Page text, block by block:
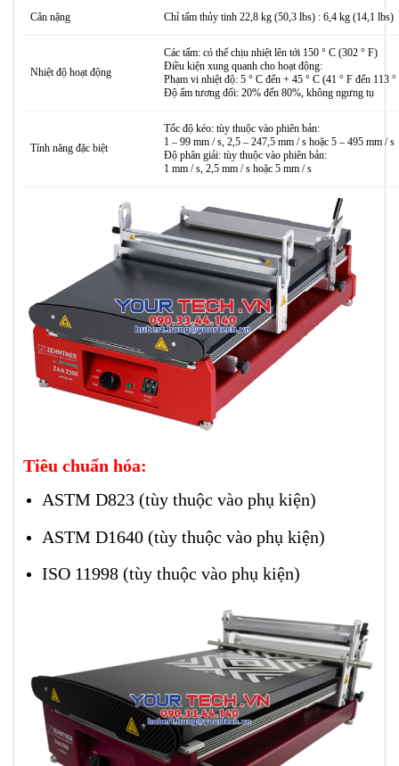
Cân nặng Chỉ tấm thủy tinh 22,8 kg (50,3 lbs) : 6,4 kg (14,1 lbs)
Nhiệt độ hoạt động
Các tấm: có thể chịu nhiệt lên tới 150 ° C (302 ° F)
Điều kiện xung quanh cho hoạt động:
Phạm vi nhiệt độ: 5 ° C đến + 45 ° C (41 ° F đến 113
Độ ẩm tương đối: 20% đến 80%, không ngưng tụ
Tính năng đặc biệt
Tốc độ kéo: tùy thuộc vào phiên bản:
1 – 99 mm / s, 2,5 – 247,5 mm / s hoặc 5 – 495 mm / s
Độ phân giải: tùy thuộc vào phiên bản:
1 mm / s, 2,5 mm / s hoặc 5 mm / s
Tiêu chuẩn hóa:
ASTM D823 (tùy thuộc vào phụ kiện)
ASTM D1640 (tùy thuộc vào phụ kiện)
ISO 11998 (tùy thuộc vào phụ kiện)